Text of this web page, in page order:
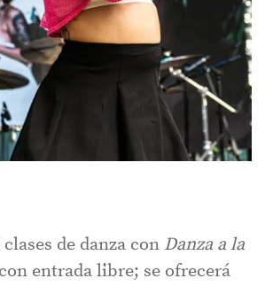
de danza con Danza a la
entrada libre; se ofrecerá